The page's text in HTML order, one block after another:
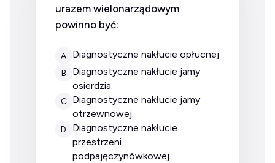
urazem wielonarządowym
powinno być:
A diagnostyczne nakłucie opłucnej
B
diagnostyczne nakłucie jamy
osierdzia.
C
diagnostyczne nakłucie jamy
otrzewnowej.
D
diagnostyczne nakłucie
przestrzeni
podpajęczynówkowej.